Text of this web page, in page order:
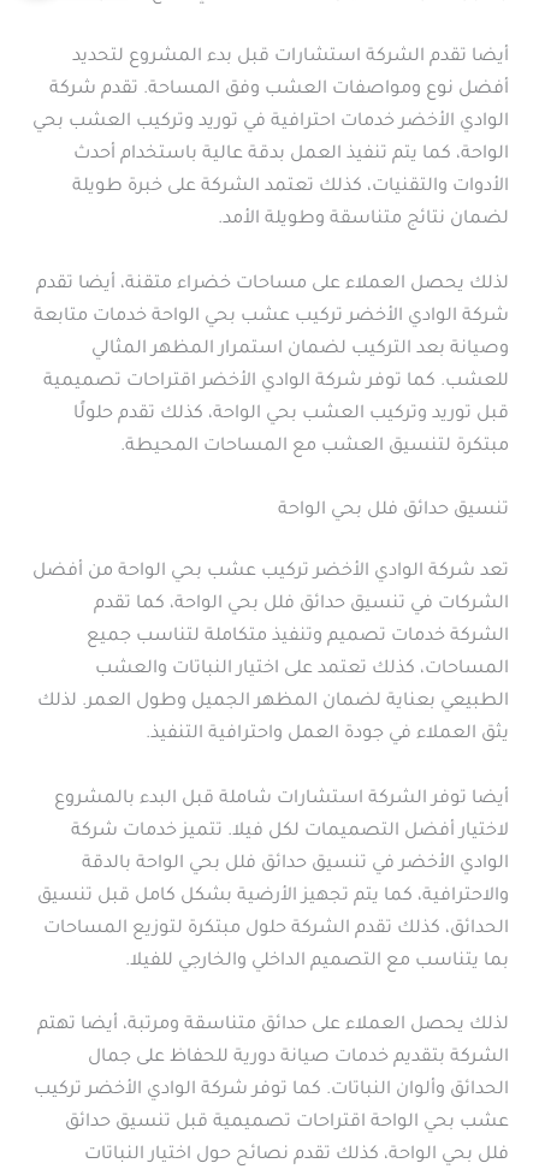
أيضا تقدم الشركة استشارات قبل بدء المشروع لتحديد
أفضل نوع ومواصفات العشب وفق المساحة. تقدم شركة
الوادي الأخضر خدمات احترافية في توريد وتركيب العشب بحي
الواحة، كما يتم تنفيذ العمل بدقة عالية باستخدام أحدث
الأدوات والتقنيات، كذلك تعتمد الشركة على خبرة طويلة
لضمان نتائج متناسقة وطويلة الأمد.
لذلك يحصل العملاء على مساحات خضراء متقنة، أيضا تقدم
شركة الوادي الأخضر تركيب عشب بحي الواحة خدمات متابعة
وصيانة بعد التركيب لضمان استمرار المظهر المثالي
للعشب. كما توفر شركة الوادي الأخضر اقتراحات تصميمية
قبل توريد وتركيب العشب بحي الواحة، كذلك تقدم حلولًا
مبتكرة لتنسيق العشب مع المساحات المحيطة.
تنسيق حدائق فلل بحي الواحة
تعد شركة الوادي الأخضر تركيب عشب بحي الواحة من أفضل
الشركات في تنسيق حدائق فلل بحي الواحة، كما تقدم
الشركة خدمات تصميم وتنفيذ متكاملة لتناسب جميع
المساحات، كذلك تعتمد على اختيار النباتات والعشب
الطبيعي بعناية لضمان المظهر الجميل وطول العمر. لذلك
يثق العملاء في جودة العمل واحترافية التنفيذ.
أيضا توفر الشركة استشارات شاملة قبل البدء بالمشروع
لاختيار أفضل التصميمات لكل فيلا. تتميز خدمات شركة
الوادي الأخضر في تنسيق حدائق فلل بحي الواحة بالدقة
والاحترافية، كما يتم تجهيز الأرضية بشكل كامل قبل تنسيق
الحدائق، كذلك تقدم الشركة حلول مبتكرة لتوزيع المساحات
بما يتناسب مع التصميم الداخلي والخارجي للفيلا.
لذلك يحصل العملاء على حدائق متناسقة ومرتبة، أيضا تهتم
الشركة بتقديم خدمات صيانة دورية للحفاظ على جمال
الحدائق وألوان النباتات. كما توفر شركة الوادي الأخضر تركيب
عشب بحي الواحة اقتراحات تصميمية قبل تنسيق حدائق
فلل بحي الواحة، كذلك تقدم نصائح حول اختيار النباتات